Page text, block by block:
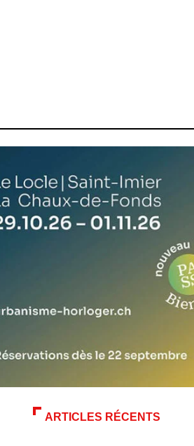
ARTICLES RÉCENTS